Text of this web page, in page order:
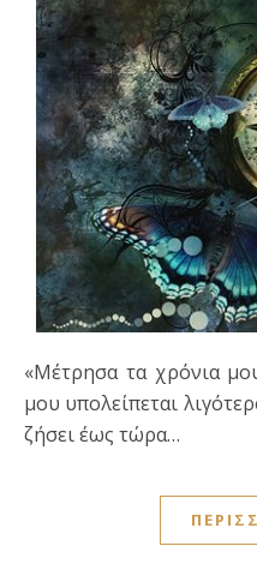
«Μέτρησα τα χρόνια μου και συνειδητοποίησα, ότι
μου υπολείπεται
ζήσει έως τώρα…